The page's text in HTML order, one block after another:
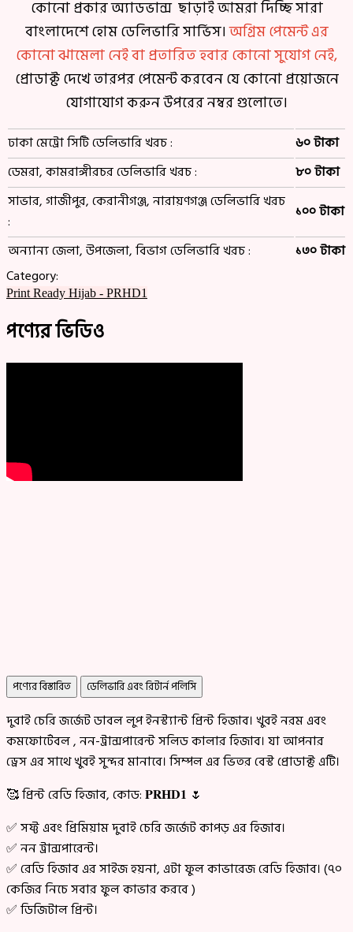
কোনো প্রকার অ্যাডভান্স ছাড়াই আমরা দিচ্ছি সারা
বাংলাদেশে হোম ডেলিভারি সার্ভিস।অগ্রিম পেমেন্ট এর
কোনো ঝামেলা নেই বা প্রতারিত হবার কোনো সুযোগ নেই,
প্রোডাক্ট দেখে তারপর পেমেন্ট করবেন যে কোনো প্রয়োজনে
যোগাযোগ করুন উপরের নম্বর গুলোতে।
ঢাকা মেট্রো সিটি ডেলিভারি খরচ :
৬০ টাকা
ডেমরা, কামরাঙ্গীরচর ডেলিভারি খরচ :
৮০ টাকা
সাভার, গাজীপুর, কেরানীগঞ্জ, নারায়ণগঞ্জ ডেলিভারি খরচ
:
১০০ টাকা
অন্যান্য জেলা, উপজেলা, বিভাগ ডেলিভারি খরচ :
১৩০ টাকা
Category:
Print Ready Hijab - PRHD1
পণ্যের ভিডিও
পণ্যের বিস্তারিত ডেলিভারি এবং রিটার্ন পলিসি
দুবাই চেরি জর্জেট ডাবল লুপ ইনস্ট্যান্ট প্রিন্ট হিজাব। খুবই নরম এবং
কমফোর্টেবল , নন-ট্রান্সপারেন্ট সলিড কালার হিজাব। যা আপনার
ড্রেস এর সাথে খুবই সুন্দর মানাবে। সিম্পল এর ভিতর বেস্ট প্রোডাক্ট এটি।
🥰 প্রিন্ট রেডি হিজাব, কোড: 𝐏𝐑𝐇𝐃𝟏 🌷
✅ সফ্ট এবং প্রিমিয়াম দুবাই চেরি জর্জেট কাপড় এর হিজাব।
✅ নন ট্রান্সপারেন্ট।
✅ রেডি হিজাব এর সাইজ হয়না, এটা ফুল কাভারেজ রেডি হিজাব। (৭০
কেজির নিচে সবার ফুল কাভার করবে )
✅ ডিজিটাল প্রিন্ট।